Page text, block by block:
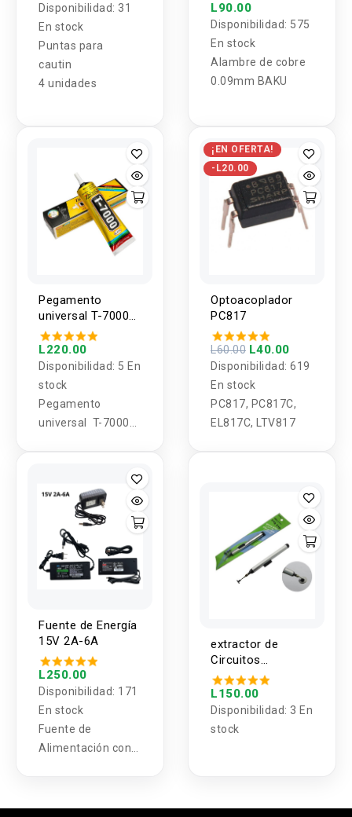
Disponibilidad: 31
En stock
Puntas para
cautin
4 unidades
L90.00
Disponibilidad: 575
En stock
Alambre de cobre
0.09mm BAKU
Pegamento
universal T-7000
Negro 110ml
Zhanlida
L220.00
Disponibilidad: 5 En
stock
Pegamento
universal T-7000
¡EN OFERTA!
-L20.00
Optoacoplador
PC817
L60.00 L40.00
Disponibilidad: 619
En stock
PC817, PC817C,
EL817C, LTV817
Fuente de Energía
15V 2A-6A
L250.00
Disponibilidad: 171
En stock
Fuente de
Alimentación con
extractor de
Circuitos
Integrados
L150.00
Disponibilidad: 3 En
stock